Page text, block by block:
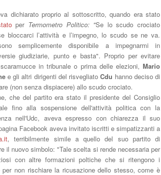
dichiarato proprio al sottoscritto, quando era stato
per Termometro Politico: "Se lo scudo crociato
bloccarci l’attività e l’impegno, lo scudo se ne va.
semplicemente disponibile a impegnarmi in
giudiziarie, punto e basta". Proprio per evitare
in tribunale o prima delle elezioni, Mario
e gli altri dirigenti del risvegliatoCdu hanno deciso di
(non senza dispiacere) allo scudo crociato.
che del partito era stato il presidente del Consiglio
fino alla sospensione dell'attività politica con la
nell'Udc, aveva espresso con chiarezza il suo
Facebook aveva invitato iscritti e simpatizzanti a
, terribilmente simile a quello del suo partito di
il nuovo simbolo: "Tale scelta si rende necessaria per
con altre formazioni poltiche che si ritengono i
non rischiare la ricusazione dello stesso, come è